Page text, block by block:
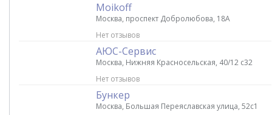
Moikoff
Москва, проспект Добролюбова, 18А
Нет отзывов
АЮС-Сервис
Москва, Нижняя Красносельская, 40/12 с32
Нет отзывов
Бункер
Москва, Большая Переяславская улица, 52с1